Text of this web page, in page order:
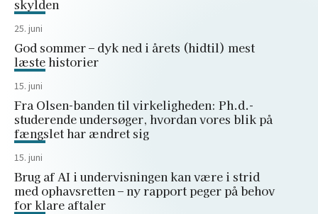
skylden
25. juni
God sommer – dyk ned i årets (hidtil) mest
læste historier
15. juni
Fra Olsen-banden til virkeligheden: Ph.d.-
studerende undersøger, hvordan vores blik på
fængslet har ændret sig
15. juni
Brug af AI i undervisningen kan være i strid
med ophavsretten – ny rapport peger på behov
for klare aftaler